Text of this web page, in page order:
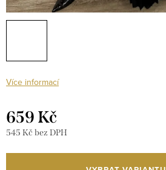
Více informací
659 Kč
545 Kč bez DPH
cena: